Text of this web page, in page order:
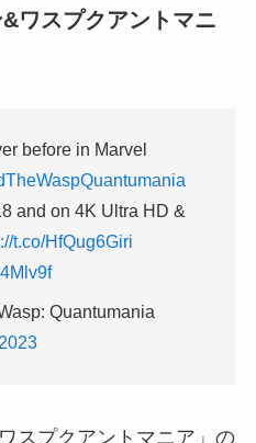
ワスプクアントマニ
before in Marvel
and on 4K Ultra HD &
t.co/HfQug6Giri
Quantumania
スプクアントマニア」の